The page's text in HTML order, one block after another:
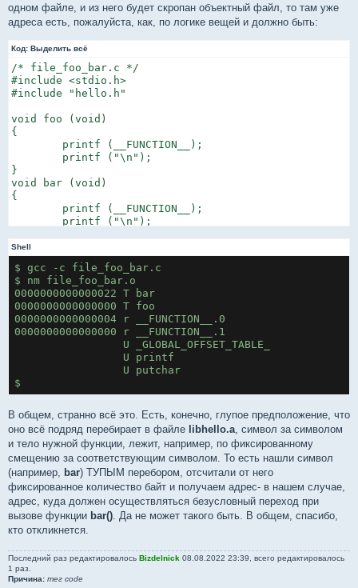
одном файле, и из него будет скропан объектный файл, то там уже
адреса есть, пожалуйста, как, по логике вещей и должно быть:
Код: Выделить всё
/* file_foo_bar.c */
#include <stdio.h>
#include "hello.h"
void foo (void)
{
        printf (__FUNCTION__);
        printf ("\n");
}
void bar (void)
{
        printf (__FUNCTION__);
        printf ("\n");
Shell
$ gcc -c file_foo_bar.c
$ nm file_foo_bar.o
0000000000000022 T bar
0000000000000000 T foo
0000000000000004 r __FUNCTION__.0
0000000000000000 r __FUNCTION__.1
                 U _GLOBAL_OFFSET_TABLE_
                 U printf
                 U putchar
$
В общем, странно всё это. Есть, конечно, глупое предположение, что
оно всё подряд перебирает в файле libhello.a , символ за символом
и тело нужной функции, лежит, например, по фиксированному
смещению за соответствующим символом. То есть нашли символ
(например,
bar) ТУПЫМ перебором, отсчитали от него
фиксированное количество байт и получаем адрес- в нашем случае,
адрес, куда должен осуществляться безусловный переход при
вызове функции bar() . Да не может такого быть. В общем, спасибо,
кто откликнется.
Последний раз редактировалось Bizdelnick 08.08.2022 23:39, всего редактировалось
1 раз.
Причина: тег code